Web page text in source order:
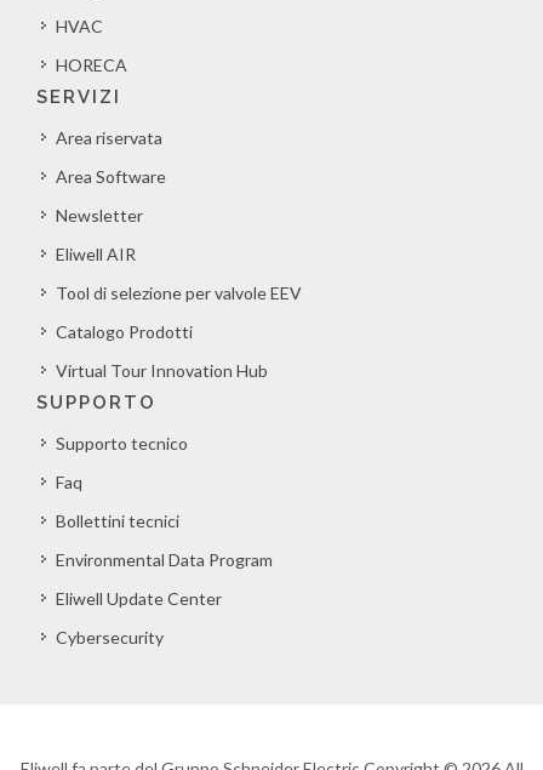
HVAC
HORECA
SERVIZI
Area riservata
Area Software
Newsletter
Eliwell AIR
Tool di selezione per valvole EEV
Catalogo Prodotti
Virtual Tour Innovation Hub
SUPPORTO
Supporto tecnico
Faq
Bollettini tecnici
Environmental Data Program
Eliwell Update Center
Cybersecurity